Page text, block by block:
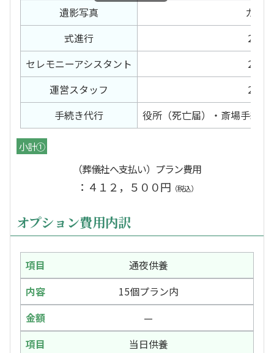
遺影写真
カラー
式進行
2日間
セレモニーアシスタント
2日間
運営スタッフ
2日間
手続き代行
役所（死亡届）・斎場手続
小計①
（葬儀社へ支払い）プラン費用
：４１２，５００円 （税込）
オプション費用内訳
通夜供養
15個プラン内
—
当日供養